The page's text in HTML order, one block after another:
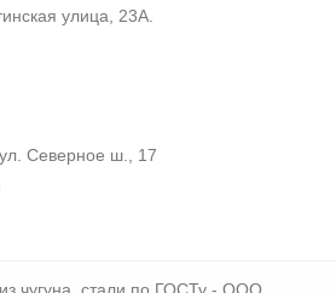
улица, 23А.
ул. Северное ш., 17